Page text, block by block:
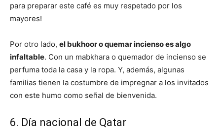
para preparar este café es muy respetado por los
mayores!
Por otro lado, el bukhoor o quemar incienso es algo
infaltable. Con un mabkhara o quemador de incienso se
perfuma toda la casa y la ropa. Y, además, algunas
familias tienen la costumbre de impregnar a los invitados
con este humo como señal de bienvenida.
6. Día nacional de Qatar